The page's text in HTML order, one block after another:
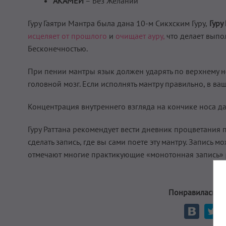
Гуру Гаятри Мантра была дана 10-м Сикхским Гуру,
исцеляет от прошлого и очищает ауру, что делает
Бесконечностью.
При пении мантры язык должен ударять по верхнему
головной мозг. Если исполнять мантру правильно, в
Концентрация внутреннего взгляда на кончике носа
Гуру Раттана рекомендует вести дневник
сделать запись, где вы сами поете эту мантру.
отмечают многие практикующие «монотонная запись»
Понравилась